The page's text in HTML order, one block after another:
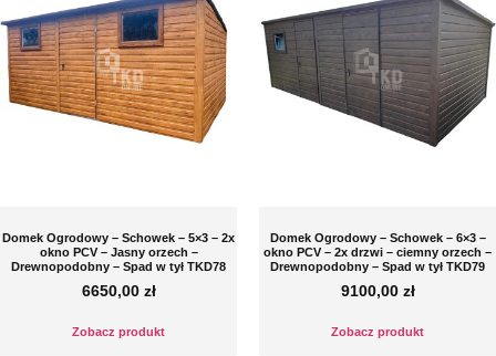
Domek Ogrodowy – Schowek – 5×3 – 2x
okno PCV – Jasny orzech –
Drewnopodobny – Spad w tył TKD78
6650,00 zł
Zobacz produkt
Domek Ogrodowy – Schowek – 6×3 –
okno PCV – 2x drzwi – ciemny orzech –
Drewnopodobny – Spad w tył TKD79
9100,00 zł
Zobacz produkt